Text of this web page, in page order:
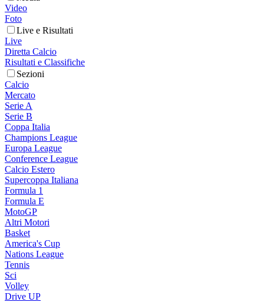
Video
Foto
Live e Risultati
Live
Diretta Calcio
Risultati e Classifiche
Sezioni
Calcio
Mercato
Serie A
Serie B
Coppa Italia
Champions League
Europa League
Conference League
Calcio Estero
Supercoppa Italiana
Formula 1
Formula E
MotoGP
Altri Motori
Basket
America's Cup
Nations League
Tennis
Sci
Volley
Drive UP